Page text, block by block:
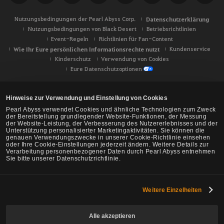
Hinweise zur Verwendung und Einstellung von Cookies
Pearl Abyss verwendet Cookies und ähnliche Technologien zum Zweck
der Bereitstellung grundlegender Website-Funktionen, der Messung
der Website-Leistung, der Verbesserung des Nutzererlebnisses und der
Unterstützung personalisierter Marketingaktivitäten. Sie können die
genauen Verwendungszwecke in unserer Cookie-Richtlinie einsehen
oder Ihre Cookie-Einstellungen jederzeit ändern. Weitere Details zur
Verarbeitung personenbezogener Daten durch Pearl Abyss entnehmen
Sie bitte unserer Datenschutzrichtlinie.
Weitere Einzelheiten
Alle akzeptieren
Nutzungsbedingungen der Pearl Abyss Corp. Datenschutzerklärung
Nutzungsbedingungen von Black Desert
Betriebsrichtlinien
Event-Regeln
Richtlinien für Fan-Content
Wie Ihr Eure persönlichen Informationsrechte nutzt
Kundenservice
Kinderschutz
Verwendung von Cookies
Eure Datenschutzoptionen
Black Desert -NA/EU/Ozeanien